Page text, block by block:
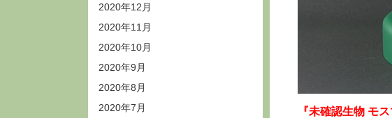
『未確認生物 モス
2020年12月
2020年11月
2020年10月
2020年9月
2020年8月
2020年7月